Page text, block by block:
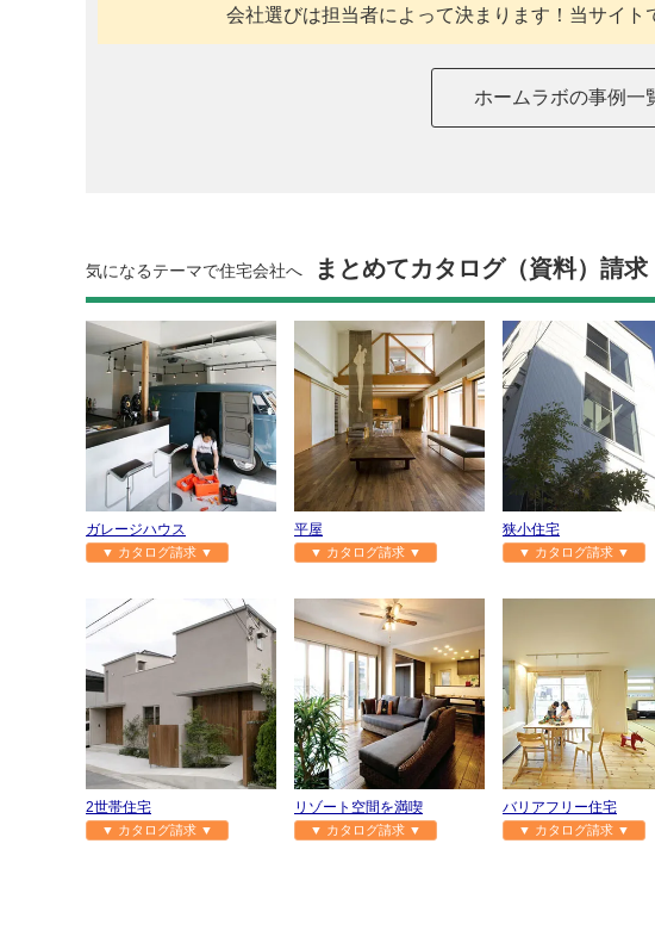
会社選びは担当者によって決まります！当サイト
ホームラボの事例一
気になるテーマで住宅会社へ まとめてカタログ（資料）請求
ガレージハウス
▼ カタログ請求 ▼
平屋
▼ カタログ請求 ▼
狭小住宅
▼ カタログ請求 ▼
2世帯住宅
▼ カタログ請求 ▼
リゾート空間を満喫
▼ カタログ請求 ▼
バリアフリー住宅
▼ カタログ請求 ▼